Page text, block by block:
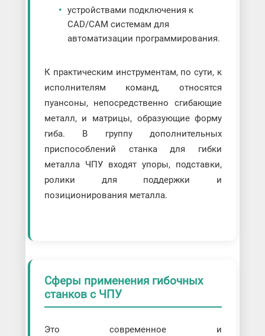
устройствами подключения к
CAD/CAM системам для
автоматизации программирования.
К практическим инструментам, по сути, к
исполнителям команд, относятся
пуансоны, непосредственно сгибающие
металл, и матрицы, образующие форму
гиба. В группу дополнительных
приспособлений станка для гибки
металла ЧПУ входят упоры, подставки,
ролики для поддержки и
позиционирования металла.
Сферы применения гибочных
станков с ЧПУ
Это современное и